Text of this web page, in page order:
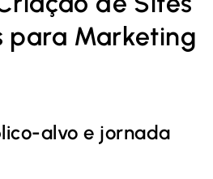
para Marketing
alvo e jornada